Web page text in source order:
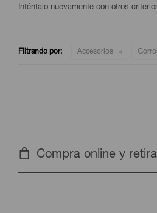
Inténtalo nuevamente con otros
Filtrando por: Accesorios
Compra online y